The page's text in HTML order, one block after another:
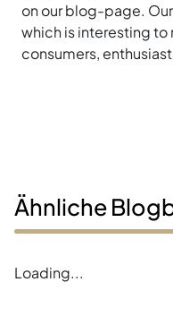
on our blog-page.
which is interesting to
consumers,
Ähnliche
Error loading blogs